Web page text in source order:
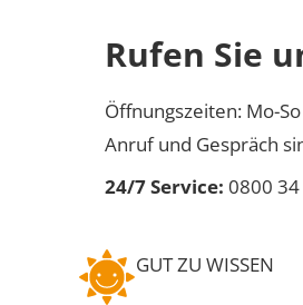
Rufen Sie
Öffnungszeiten: Mo-
Anruf und Gespräch
24/7 Service: 0800
GUT ZU WISSEN